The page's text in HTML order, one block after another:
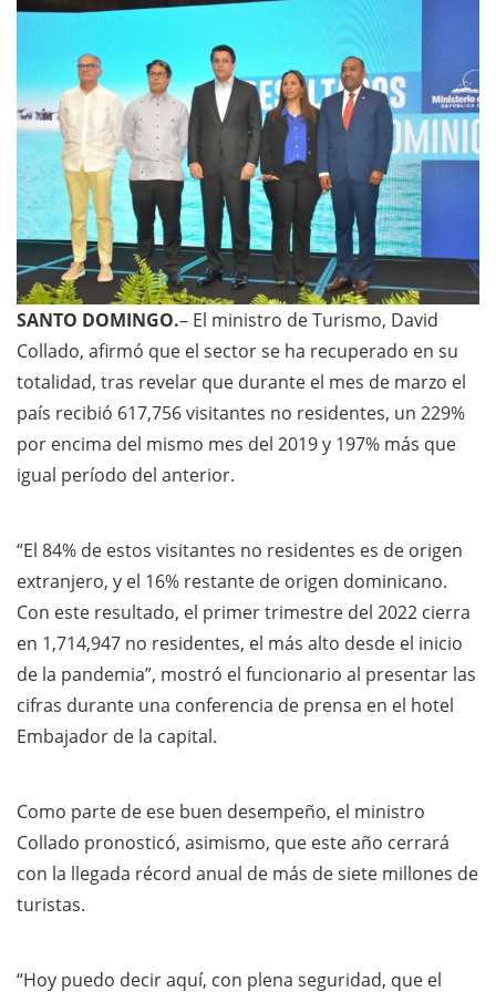
SANTO DOMINGO.– El ministro de Turismo, David
Collado, afirmó que el sector se ha recuperado en su
totalidad, tras revelar que durante el mes de marzo el
país recibió 617,756 visitantes no residentes, un 229%
por encima del mismo mes del 2019 y 197% más que
igual período del anterior.
“El 84% de estos visitantes no residentes es de origen
extranjero, y el 16% restante de origen dominicano.
Con este resultado, el primer trimestre del 2022 cierra
en 1,714,947 no residentes, el más alto desde el inicio
de la pandemia”, mostró el funcionario al presentar las
cifras durante una conferencia de prensa en el hotel
Embajador de la capital.
Como parte de ese buen desempeño, el ministro
Collado pronosticó, asimismo, que este año cerrará
con la llegada récord anual de más de siete millones de
turistas.
“Hoy puedo decir aquí, con plena seguridad, que el